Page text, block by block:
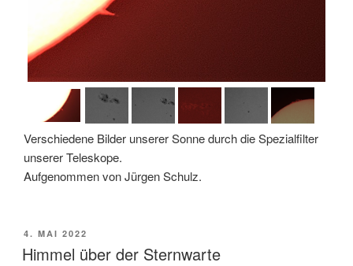
Verschiedene Bilder unserer Sonne durch die Spezialfilter
unserer Teleskope.
Aufgenommen von Jürgen Schulz.
VERÖFFENTLICHT
AM
4. MAI 2022
Himmel über der Sternwarte